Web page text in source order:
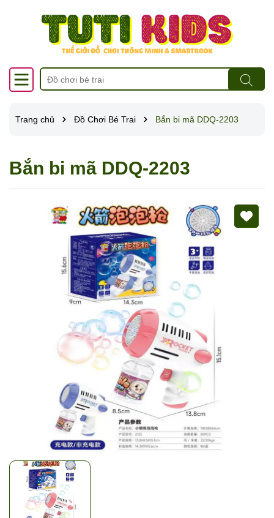
Trang chủ Đồ Chơi Bé Trai Bắn bi mã DDQ-2203
Bắn bi mã DDQ-2203
Mã giảm giá:
Ngày hết hạn: